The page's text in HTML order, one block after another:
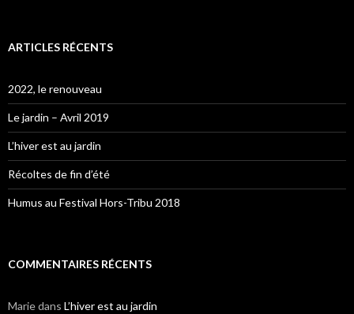
ARTICLES RÉCENTS
2022, le renouveau
Le jardin – Avril 2019
L’hiver est au jardin
Récoltes de fin d’été
Humus au Festival Hors-Tribu 2018
COMMENTAIRES RÉCENTS
Mariedans L’hiver est au jardin